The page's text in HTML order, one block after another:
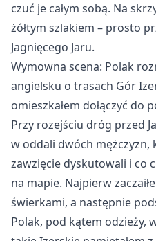
czuć je całym sobą. Na
żółtym szlakiem – prosto
Jagnięcego Jaru.
Wymowna scena: Polak
angielsku o trasach Gór
omieszkałem dołączyć do
Przy rozejściu dróg przed
w oddali dwóch
zawzięcie dyskutowali i co
na mapie. Najpierw
świerkami, a następnie
Polak, pod kątem odzieży,